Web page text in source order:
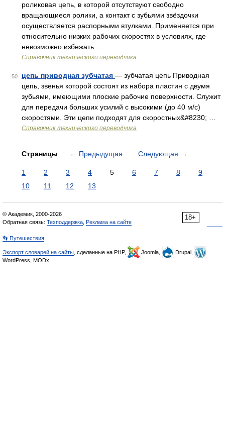
роликовая цепь, в которой отсутствуют свободно
вращающиеся ролики, а контакт с зубьями звёздочки
осуществляется распорными втулками. Применяется при
относительно низких рабочих скоростях в условиях, где
невозможно избежать …
Справочник технического переводчика
50 цепь приводная зубчатая — зубчатая цепь Приводная
цепь, звенья которой состоят из набора пластин с двумя
зубьями, имеющими плоские рабочие поверхности. Служит
для передачи больших усилий с высокими (до 40 м/с)
скоростями. Эти цепи подходят для скоростных&#8230; …
Справочник технического переводчика
Страницы ← Предыдущая Следующая →
1 2 3 4 5 6 7 8
9
10
11 12 13
18+
© Академик, 2000-2026
Обратная связь: Техподдержка Реклама на сайте
👣 Путешествия
Экспорт словарей на сайты , сделанные на PHP, Joomla,
Drupal,
WordPress, MODx.